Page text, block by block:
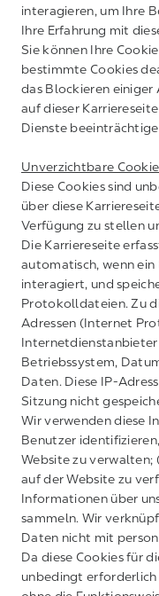
interagieren, um Ihre
Ihre Erfahrung mit
Sie können Ihre
bestimmte Cookies
das Blockieren einiger
auf dieser
Dienste
Unverzichtbare
Diese Cookies sind
über diese
Verfügung zu stellen
Die Karriereseite
automatisch, wenn
interagiert, und
Protokolldateien. Zu
Adressen (Internet
Internetdienstanbieter
Betriebssystem,
Daten. Diese IP-
Sitzung nicht
Wir verwenden diese
Benutzer
Website zu verwalten;
auf der Website zu
Informationen über
sammeln. Wir
Daten nicht mit
Da diese Cookies für
unbedingt erforderlich